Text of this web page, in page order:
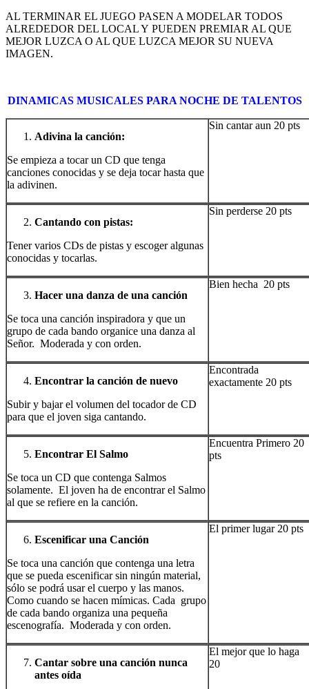
AL TERMINAR EL JUEGO PASEN A MODELAR TODOS
ALREDEDOR DEL LOCAL Y PUEDEN PREMIAR AL QUE
MEJOR LUZCA O AL QUE LUZCA MEJOR SU NUEVA
IMAGEN.
DINAMICAS MUSICALES PARA NOCHE DE TALENTOS
Adivina la canción:
Se empieza a tocar un CD que tenga
canciones conocidas y se deja tocar hasta que
la adivinen.
Sin cantar aun 20 pts
Cantando con pistas:
Tener varios CDs de pistas y escoger algunas
conocidas y tocarlas.
Sin perderse 20 pts
Hacer una danza de una canción
Se toca una canción inspiradora y que un
grupo de cada bando organice una danza al
Señor. Moderada y con orden.
Bien hecha 20 pts
Encontrar la canción de nuevo
Subir y bajar el volumen del tocador de CD
para que el joven siga cantando.
Encontrada
exactamente 20 pts
Encontrar El Salmo
Se toca un CD que contenga Salmos
solamente. El joven ha de encontrar el Salmo
al que se refiere en la canción.
Encuentra Primero 20
pts
Escenificar una Canción
Se toca una canción que contenga una letra
que se pueda escenificar sin ningún material,
sólo se podrá usar el cuerpo y las manos.
Como cuando se hacen mímicas. Cada grupo
de cada bando organiza una pequeña
escenografía. Moderada y con orden.
El primer lugar 20 pts
Cantar sobre una canción nunca
antes oída
El mejor que lo haga
20